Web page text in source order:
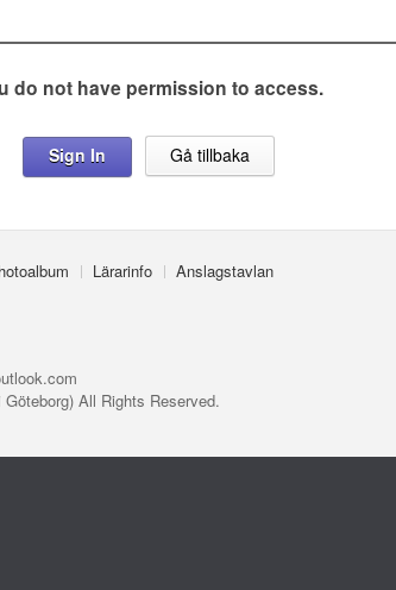
do not have permission to access.
Sign In Gå tillbaka
Lärarinfo Anslagstavlan
All Rights Reserved.